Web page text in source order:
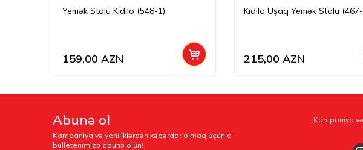
Yemək Stolu Kidilo (548-1)
159,00 AZN
Kidilo Uşaq Yemək Stolu
215,00 AZN
Abunə ol
Kampaniya və yeniliklərdən xəbərdar olmaq üçün e-
bülletenimizə abunə olun!
Kampaniya